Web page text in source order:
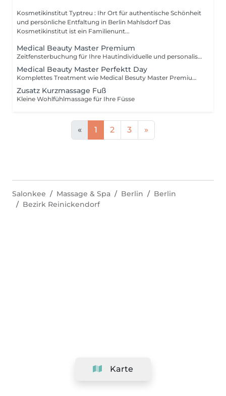
Kosmetikinstitut Typtreu : Ihr Ort für authentische Schönheit
und persönliche Entfaltung in Berlin Mahlsdorf Das
Kosmetikinstitut ist ein Familienunt...
Medical Beauty Master Premium
Zeitfensterbuchung für Ihre Hautindividuelle und personalisierte Behandlung für Gesicht und Körper - abgestimmt auf die Bedürfnisse Ihrer Haut und Ihre Wünsche, zusammengestellt von Ihrem Medical Beauty Master (insbesondere Aufbau der Hautbarriere, Anti Aging, Taint & Refine Perfektionierung (Pigment & Poren), Eye & Lip Perfektion, Ohrläppchen Treatment, straffe Haut gegen Cellulite, Schwangeschaftsstreifen u.a.) all inklusive
Medical Beauty Master Perfektt Day
Komplettes Treatment wie Medical Besuty Master Premium + exklusives Hand und Fuß Treatment nach Ihren Wünschen mit dem TDA DermaDrop, Packung, Massage, Lack u. a.
Zusatz Kurzmassage Fuß
Kleine Wohlfühlmassage für Ihre Füsse
« 1 2 3 »
Karte
Salonkee Massage & Spa Berlin
Berlin
Bezirk Reinickendorf